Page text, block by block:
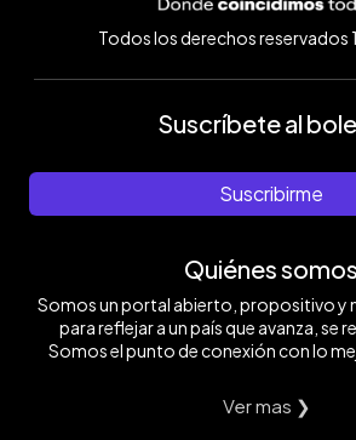
Todos los derechos
Suscríbete al
Suscribirme
Quiénes somos
Somos un portal abierto, propositivo y
para reflejar a un país que avanza, se
Somos el punto de conexión con lo
Ver mas ❯